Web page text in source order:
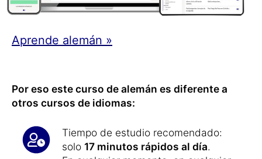
Aprende alemán »
Por eso este curso de alemán es diferente a
otros cursos de idiomas:
Tiempo de estudio recomendado:
solo 17 minutos rápidos al día.